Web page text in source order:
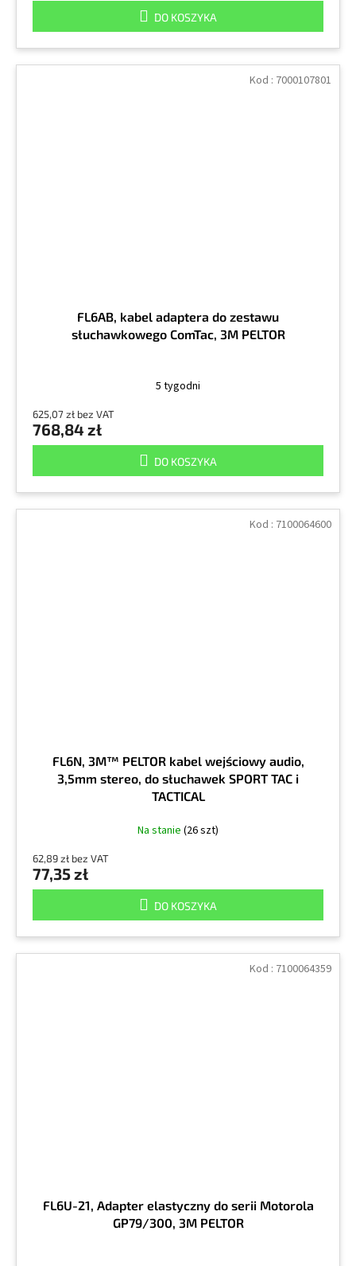
DO KOSZYKA
FL6AB, kabel adaptera do zestawu
słuchawkowego ComTac, 3M PELTOR
5 tygodni
625,07 zł bez VAT
768,84 zł
DO KOSZYKA
Kod : 7000107801
FL6N, 3M™ PELTOR kabel wejściowy audio,
3,5mm stereo, do słuchawek SPORT TAC i
TACTICAL
Na stanie (26 szt)
62,89 zł bez VAT
77,35 zł
DO KOSZYKA
Kod : 7100064600
FL6U-21, Adapter elastyczny do serii Motorola
GP79/300, 3M PELTOR
Kod : 7100064359